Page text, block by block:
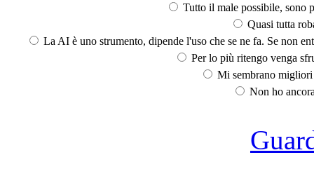
Tutto il male possibile, sono
Quasi tutta
La AI è uno strumento, dipende l'uso che se ne fa. Se non
Per lo più ritengo venga
Mi sembrano
Non ho